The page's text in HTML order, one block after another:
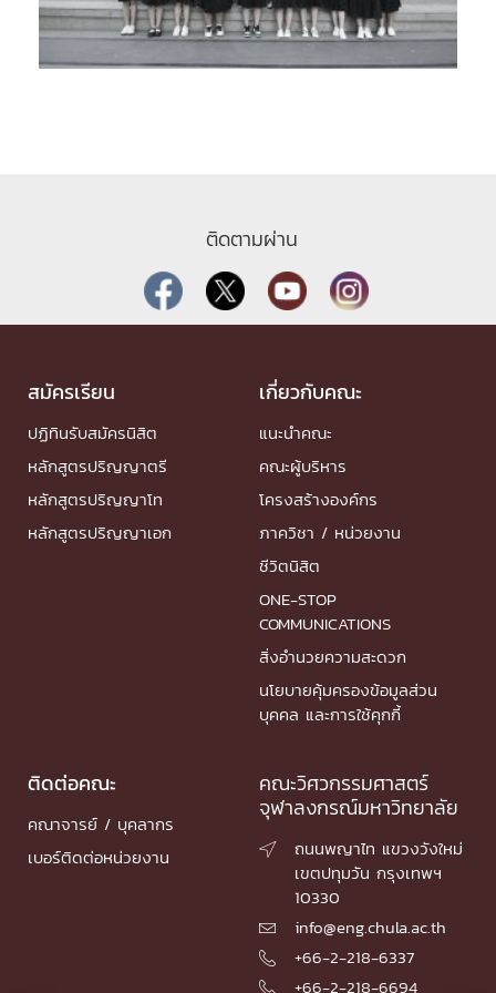
ติดตามผ่าน
สมัครเรียน
ปฏิทินรับสมัครนิสิต
หลักสูตรปริญญาตรี
หลักสูตรปริญญาโท
หลักสูตรปริญญาเอก
เกี่ยวกับคณะ
แนะนำคณะ
คณะผู้บริหาร
โครงสร้างองค์กร
ภาควิชา / หน่วยงาน
ชีวิตนิสิต
ONE-STOP
COMMUNICATIONS
สิ่งอำนวยความสะดวก
นโยบายคุ้มครองข้อมูลส่วน
บุคคล และการใช้คุกกี้
ติดต่อคณะ
คณาจารย์ / บุคลากร
เบอร์ติดต่อหน่วยงาน
คณะวิศวกรรมศาสตร์
จุฬาลงกรณ์มหาวิทยาลัย

ถนนพญาไท แขวงวังใหม่
เขตปทุมวัน กรุงเทพฯ
10330
 info@eng.chula.ac.th
 +66-2-218-6337
 +66-2-218-6694